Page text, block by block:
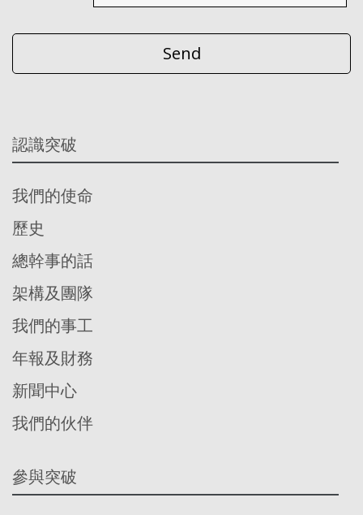
認識突破
我們的使命
歷史
總幹事的話
架構及團隊
我們的事工
年報及財務
新聞中心
我們的伙伴
參與突破